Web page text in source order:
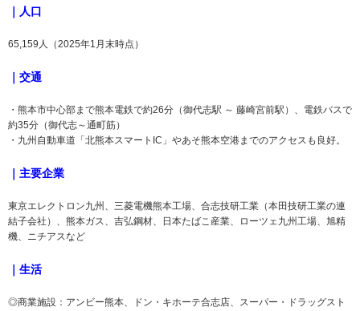
｜人口
65,159人（2025年1月末時点）
｜交通
・熊本市中心部まで熊本電鉄で約26分（御代志駅 ～ 藤崎宮前駅）、電鉄バスで
約35分（御代志～通町筋）
・九州自動車道「北熊本スマートIC」やあそ熊本空港までのアクセスも良好。
｜主要企業
東京エレクトロン九州、三菱電機熊本工場、合志技研工業（本田技研工業の連
結子会社）、熊本ガス、吉弘鋼材、日本たばこ産業、ローツェ九州工場、旭精
機、ニチアスなど
｜生活
◎商業施設：アンビー熊本、ドン・キホーテ合志店、スーパー・ドラッグスト